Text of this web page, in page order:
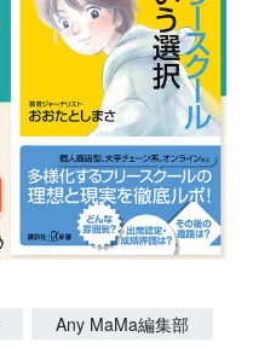
Any MaMa編集部